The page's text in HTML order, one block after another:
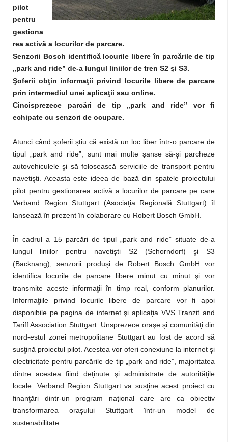
pilot
pentru
gestiona
rea activă a locurilor de parcare.
Senzorii Bosch identifică locurile libere în parcările de tip
„park and ride” de-a lungul liniilor de tren S2 şi S3.
Şoferii obţin informaţii privind locurile libere de parcare
prin intermediul unei aplicaţii sau online.
Cincisprezece parcări de tip „park and ride” vor fi
echipate cu senzori de ocupare.
Atunci când şoferii ştiu că există un loc liber într-o parcare de
tipul „park and ride”, sunt mai multe șanse să-şi parcheze
autovehiculele şi să folosească serviciile de transport pentru
navetişti. Aceasta este ideea de bază din spatele proiectului
pilot pentru gestionarea activă a locurilor de parcare pe care
Verband Region Stuttgart (Asociaţia Regională Stuttgart) îl
lansează în prezent în colaborare cu Robert Bosch GmbH.
În cadrul a 15 parcări de tipul „park and ride” situate de-a
lungul liniilor pentru navetişti S2 (Schorndorf) şi S3
(Backnang), senzorii produşi de Robert Bosch GmbH vor
identifica locurile de parcare libere minut cu minut şi vor
transmite aceste informaţii în timp real, conform planurilor.
Informaţiile privind locurile libere de parcare vor fi apoi
disponibile pe pagina de internet şi aplicaţia VVS Tranzit and
Tariff Association Stuttgart. Unsprezece oraşe şi comunităţi din
nord-estul zonei metropolitane Stuttgart au fost de acord să
susţină proiectul pilot. Acestea vor oferi conexiune la internet şi
electricitate pentru parcările de tip „park and ride”, majoritatea
dintre acestea fiind deţinute şi administrate de autorităţile
locale. Verband Region Stuttgart va susţine acest proiect cu
finanţări dintr-un program național care are ca obiectiv
transformarea oraşului Stuttgart într-un model de
sustenabilitate.